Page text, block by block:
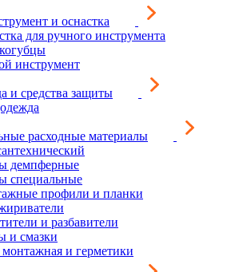
и оснастка
для ручного инструмента
инструмент
и средства защиты
расходные материалы
демпферные
специальные
профили и планки
и разбавители
и смазки
и герметики